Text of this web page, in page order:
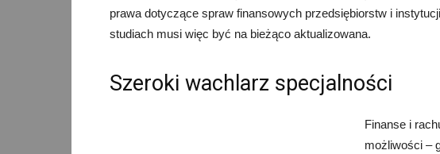
prawa dotyczące spraw finansowych przedsiębiorstw i
studiach musi więc być na bieżąco aktualizowana.
Szeroki wachlarz specjalności
Finanse i
możliwości –